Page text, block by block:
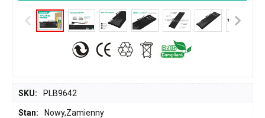
SKU: PLB9642
Stan: Nowy,Zamienny